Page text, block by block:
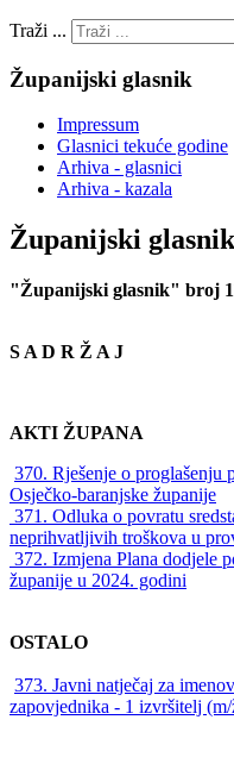
Traži ...
Županijski glasnik
Impressum
Glasnici tekuće godine
Arhiva - glasnici
Arhiva - kazala
Županijski
"Županijski glasnik" broj
S A D R Ž A J
AKTI ŽUPANA
370. Rješenje o proglašenju
Osječko-baranjske županije
371. Odluka o povratu
neprihvatljivih troškova u
372. Izmjena Plana dodjele
županije u 2024. godini
OSTALO
373. Javni natječaj za
zapovjednika - 1 izvršitelj